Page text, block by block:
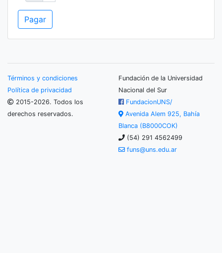
Pagar
Términos y condiciones
Política de privacidad
2015-2026. Todos los
derechos reservados.
Fundación de la Universidad
Nacional del Sur
FundacionUNS/
Avenida Alem 925, Bahía
Blanca (B8000COK)
(54) 291 4562499
funs@uns.edu.ar